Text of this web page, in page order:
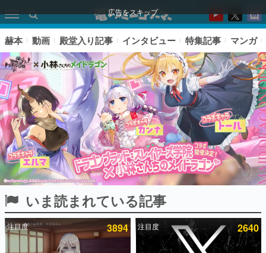
広告をスキップ
ピックアップ
電ファミのいま読まれている記事ランキング
赫本 動画 殿堂入り記事 インタビュー 特集記事 マンガ
いま読まれている記事
注目度 3894 注目度 2640